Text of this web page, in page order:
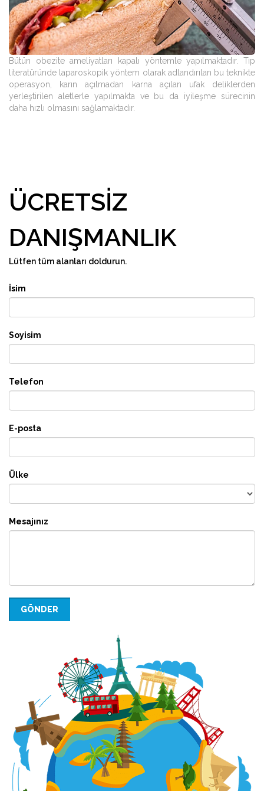
Bütün obezite ameliyatları kapalı yöntemle yapılmaktadır. Tıp
literatüründe laparoskopik yöntem olarak adlandırılan bu teknikte
operasyon, karın açılmadan karna açılan ufak deliklerden
yerleştirilen aletlerle yapılmakta ve bu da iyileşme sürecinin
daha hızlı olmasını sağlamaktadır.
ÜCRETSIZ
DANIŞMANLIK
Lütfen tüm alanları doldurun.
İsim
Soyisim
Telefon
E-posta
Ülke
Mesajınız
GÖNDER